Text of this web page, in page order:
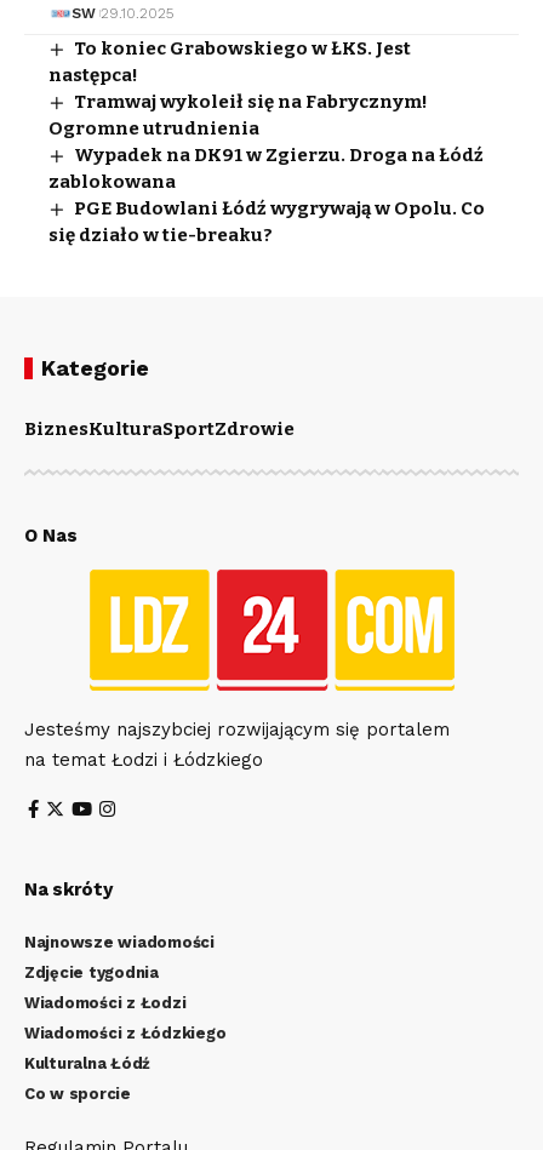
SW 29.10.2025
To koniec Grabowskiego w ŁKS. Jest
następca!
Tramwaj wykoleił się na Fabrycznym!
Ogromne utrudnienia
Wypadek na DK91 w Zgierzu. Droga na Łódź
zablokowana
PGE Budowlani Łódź wygrywają w Opolu. Co
się działo w tie-breaku?
Kategorie
BiznesKulturaSportZdrowie
O Nas
Jesteśmy najszybciej rozwijającym się portalem
na temat Łodzi i Łódzkiego
Na skróty
Najnowsze wiadomości
Zdjęcie tygodnia
Wiadomości z Łodzi
Wiadomości z Łódzkiego
Kulturalna Łódź
Co w sporcie